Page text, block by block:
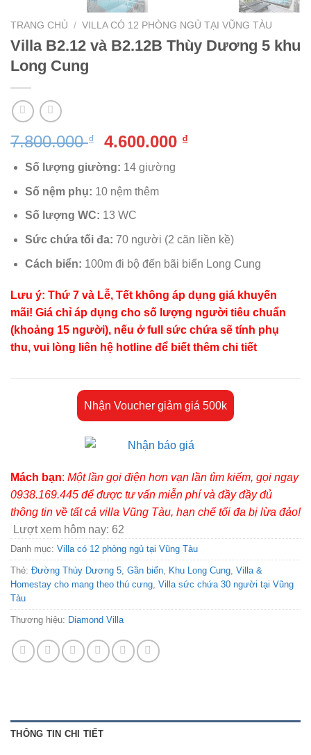
TRANG CHỦ / VILLA CÓ 12 PHÒNG NGỦ TẠI VŨNG TÀU
Villa B2.12 và B2.12B Thùy Dương 5 khu
Long Cung
7.800.000₫
Giá
là:
7.800.000 ₫.
4.600.000 ₫Giá
Số lượng giường: 14 giường
Số nệm phụ: 10 nệm thêm
Số lượng WC: 13 WC
Sức chứa tối đa: 70 người (2 căn liền kề)
Cách biển: 100m đi bộ đến bãi biển Long Cung
Lưu ý: Thứ 7 và Lễ, Tết không áp dụng giá khuyến
mãi! Giá chỉ áp dụng cho số lượng người tiêu chuẩn
(khoảng 15 người), nếu ở full sức chứa sẽ tính phụ
thu, vui lòng liên hệ hotline để biết thêm chi tiết
Nhận Voucher giảm giá 500k
Mách bạn: Một lần gọi điện hơn vạn lần tìm kiếm, gọi ngay
0938.169.445 để được tư vấn miễn phí và đầy đầy đủ
thông tin về tất cả villa Vũng Tàu, hạn chế tối đa bị lừa đảo!
Lượt xem hôm nay: 62
Danh mục: Villa có 12 phòng ngủ tại Vũng Tàu
Thẻ: Đường Thùy Dương 5, Gần biển, Khu Long Cung, Villa &
Homestay cho mang theo thú cưng, Villa sức chứa 30 người tại Vũng
Tàu
Thương hiệu: Diamond Villa
THÔNG TIN CHI TIẾT